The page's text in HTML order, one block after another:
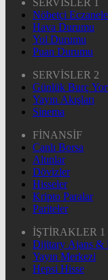
SERVİSLER 1
Nöbetçi
Hava Durumu
Yol Durumu
Puan Durumu
SERVİSLER 2
Günlük Burç
Yayın Akışları
Sinema
FİNANSİF
Canlı Borsa
Altınlar
Dövizler
Hisseler
Kripto Paralar
Pariteler
İŞTİRAKLER 1
Dijitary Ajans &
Yayın Merkezi
Hepsi Hisse